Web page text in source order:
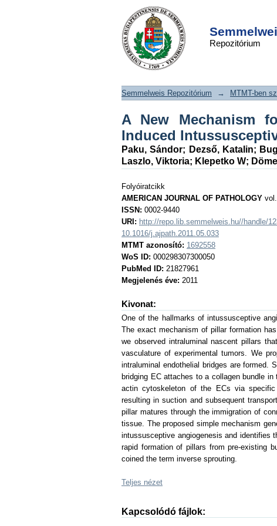
Repozitórium
A New Mechanism for
during Tumor-
Angiogenesis
DSpace/Manakin Repository
Semmelweis Repozitórium → MTMT-ben
A New Mechanism
Induced
Paku, Sándor; Dezső, Katalin;
Laszlo, Viktoria; Klepetko W;
Folyóiratcikk
AMERICAN JOURNAL OF PATHOLOGY
ISSN: 0002-9440
URI: http://repo.lib.semmelweis.hu//handle/
10.1016/j.ajpath.2011.05.033
MTMT azonosító: 1692558
WoS ID: 000298307300050
PubMed ID: 21827961
Megjelenés éve: 2011
Kivonat:
One of the hallmarks of intussusceptive
The exact mechanism of pillar formation
we observed intraluminal nascent pillars
vasculature of experimental tumors. We
intraluminal endothelial bridges are formed.
bridging EC attaches to a collagen bundle
actin cytoskeleton of the ECs via
resulting in suction and subsequent
pillar matures through the immigration of
tissue. The proposed simple mechanism
intussusceptive angiogenesis and identifies
rapid formation of pillars from pre-existing
coined the term inverse sprouting.
Teljes nézet
Kapcsolódó fájlok: